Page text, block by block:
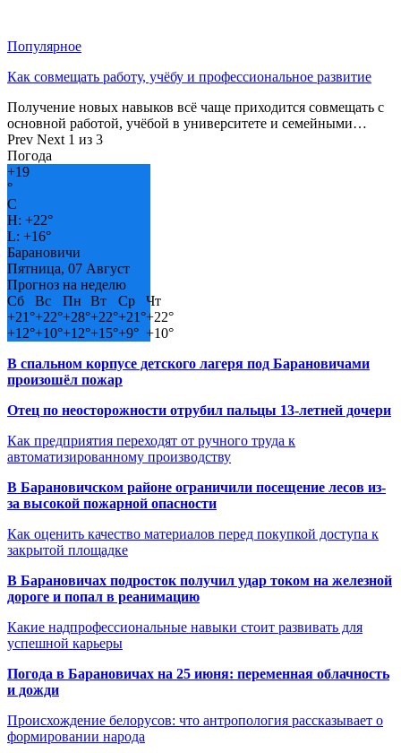
Популярное
Как совмещать работу, учёбу и профессиональное развитие
Получение новых навыков всё чаще приходится совмещать с
основной работой, учёбой в университете и семейными…
Prev Next 1 из 3
Погода
+19
°
C
H: +22°
L: +16°
Барановичи
Пятница, 07 Август
Прогноз на неделю
Сб
Вс Пн Вт Ср
Чт
+21°+22°+28°+22°+21°+22°
+12°+10°+12°+15°+9° +10°
В спальном корпусе детского лагеря под Барановичами
произошёл пожар
Отец по неосторожности отрубил пальцы 13-летней дочери
Как предприятия переходят от ручного труда к
автоматизированному производству
В Барановичском районе ограничили посещение лесов из-
за высокой пожарной опасности
Как оценить качество материалов перед покупкой доступа к
закрытой площадке
В Барановичах подросток получил удар током на железной
дороге и попал в реанимацию
Какие надпрофессиональные навыки стоит развивать для
успешной карьеры
Погода в Барановичах на 25 июня: переменная облачность
и дожди
Происхождение белорусов: что антропология рассказывает о
формировании народа